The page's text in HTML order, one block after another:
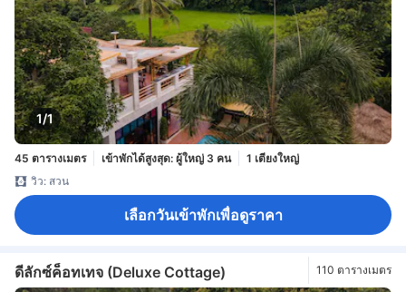
1/1
45 ตารางเมตร เข้าพักได้สูงสุด: ผู้ใหญ่ 3 คน
1 เตียงใหญ่
วิว: สวน
เลือกวันเข้าพักเพื่อดูราคา
ดีลักซ์ค็อทเทจ (Deluxe Cottage) 110 ตารางเมตร